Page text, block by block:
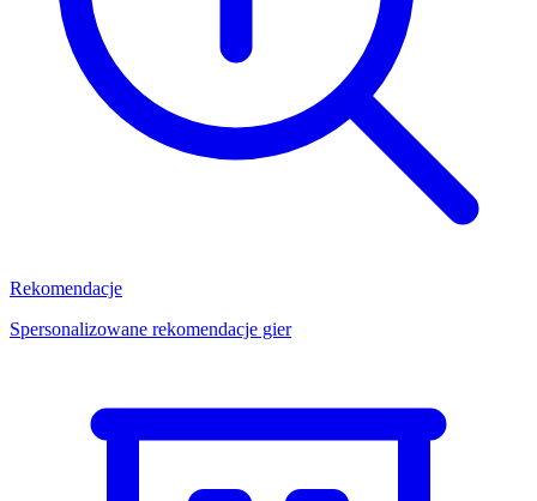
Rekomendacje
Spersonalizowane rekomendacje gier